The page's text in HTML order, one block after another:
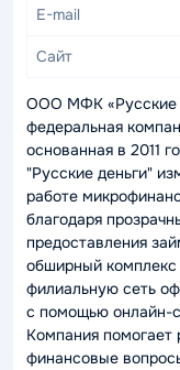
E-mail
Сайт
ООО МФК «Русские
федеральная
основанная в 2011
"Русские деньги"
работе
благодаря
предоставления
обширный
филиальную сеть
с помощью онлайн-
Компания помогает
финансовые